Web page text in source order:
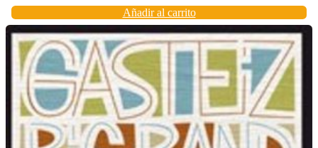
Añadir al carrito